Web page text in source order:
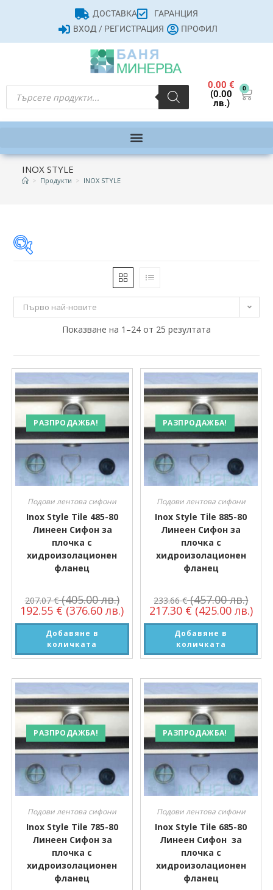
ДОСТАВКА
ГАРАНЦИЯ
ВХОД / РЕГИСТРАЦИЯ
ПРОФИЛ
0.00€
(0.00
лв.)
0
INOX STYLE
> Продукти > INOX STYLE
10 € 259 €
135 197 259
Първо най-новите
Показване на 1–24 от 25 резултата
РАЗПРОДАЖБА!
Подови лентова сифони
Inox Style Tile 485-80
Линеен Сифон за
плочка с
хидроизолационен
фланец
207.07€ (405.00 лв.)
192.55 € (376.60 лв.)
Добавяне в
количката
РАЗПРОДАЖБА!
Подови лентова сифони
Inox Style Tile 885-80
Линеен Сифон за
плочка с
хидроизолационен
фланец
233.66€ (457.00 лв.)
217.30 € (425.00 лв.)
Добавяне в
количката
РАЗПРОДАЖБА!
Подови лентова сифони
Inox Style Tile 785-80
Линеен Сифон за
плочка с
хидроизолационен
фланец
РАЗПРОДАЖБА!
Подови лентова сифони
Inox Style Tile 685-80
Линеен Сифон за
плочка с
хидроизолационен
фланец